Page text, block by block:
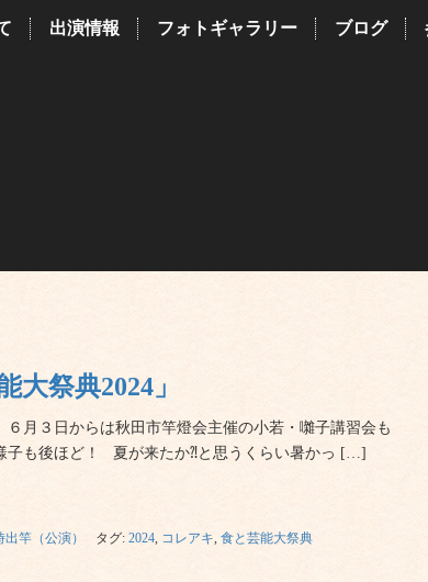
出演情報 フォトギャラリー ブログ
祭典2024」
月３日からは秋田市竿燈会主催の小若・囃子講習会も
子も後ほど！ 夏が来たか⁈と思うくらい暑かっ […]
出竿（公演） タグ:2024 コレアキ ,食と芸能大祭典